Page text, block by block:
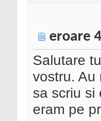
eroare
Salutare
vostru. Au
sa scriu si
eram pe